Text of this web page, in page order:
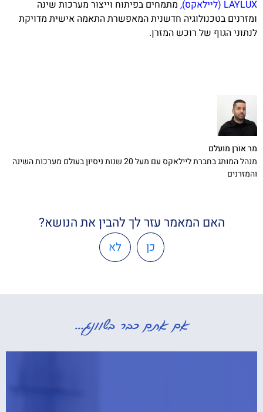
LAYLUX (ליילאקס) , מתמחים בפיתוח וייצור מערכות שינה
ומזרנים בטכנולוגיה חדשנית המאפשרת התאמה אישית מדויקת
לנתוני הגוף של רוכש המזרן.
מר אורן מועלם
מנהל המותג בחברת ליילאקס עם מעל 20 שנות ניסיון בעולם מערכות השינה
והמזרנים
האם המאמר עזר לך להבין את הנושא?
כן לא
אם אתם כבר בשוונג...